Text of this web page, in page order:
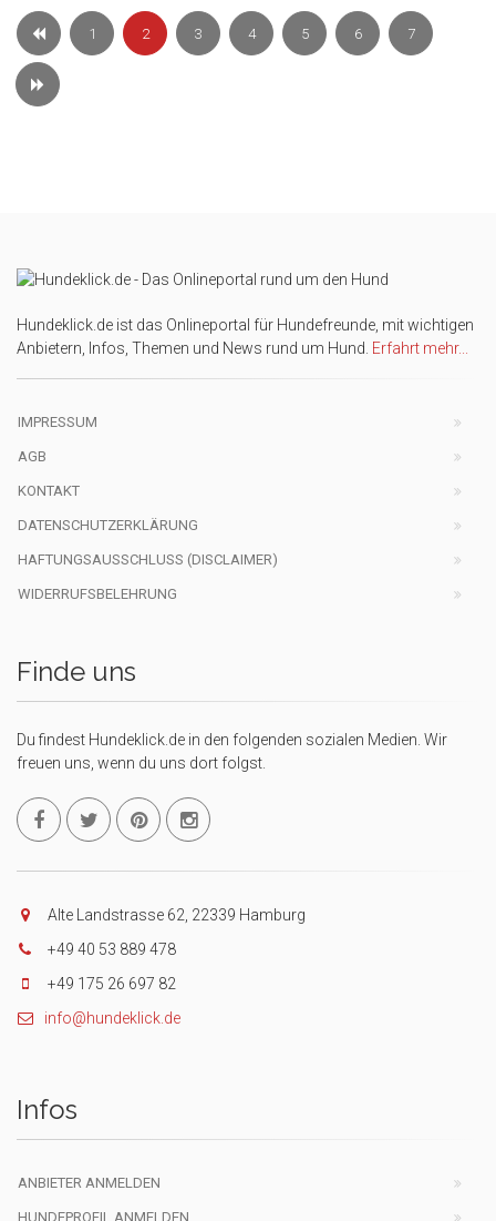
1 2 3 4 5 6 7
Hundeklick.de ist das Onlineportal für Hundefreunde, mit wichtigen
Anbietern, Infos, Themen und News rund um Hund. Erfahrt mehr...
IMPRESSUM
AGB
KONTAKT
DATENSCHUTZERKLÄRUNG
HAFTUNGSAUSSCHLUSS (DISCLAIMER)
WIDERRUFSBELEHRUNG
Finde uns
Du findest Hundeklick.de in den folgenden sozialen Medien. Wir
freuen uns, wenn du uns dort folgst.
Alte Landstrasse 62, 22339 Hamburg
+49 40 53 889 478
+49 175 26 697 82
info@hundeklick.de
Infos
ANBIETER ANMELDEN
HUNDEPROFIL ANMELDEN